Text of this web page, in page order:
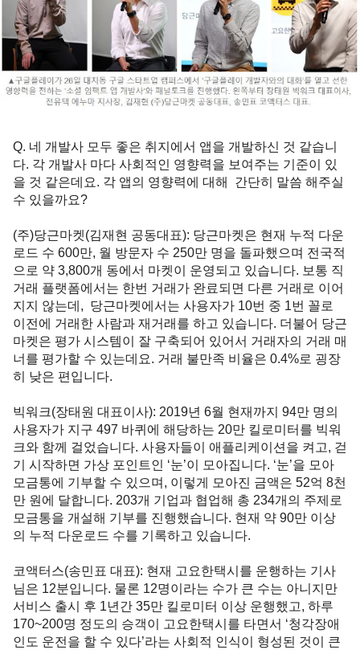
Q. 네 개발사 모두 좋은 취지에서 앱을 개발하신 것 같습니
다. 각 개발사 마다 사회적인 영향력을 보여주는 기준이 있
을 것 같은데요. 각 앱의 영향력에 대해  간단히 말씀 해주실
수 있을까요?
(주)당근마켓(김재현 공동대표): 당근마켓은 현재 누적 다운
로드 수 600만, 월 방문자 수 250만 명을 돌파했으며 전국적
으로 약 3,800개 동에서 마켓이 운영되고 있습니다. 보통 직
거래 플랫폼에서는 한번 거래가 완료되면 다른 거래로 이어
지지 않는데,  당근마켓에서는 사용자가 10번 중 1번 꼴로
이전에 거래한 사람과 재거래를 하고 있습니다. 더불어 당근
마켓은 평가 시스템이 잘 구축되어 있어서 거래자의 거래 매
너를 평가할 수 있는데요. 거래 불만족 비율은 0.4%로 굉장
히 낮은 편입니다.
빅워크(장태원 대표이사): 2019년 6월 현재까지 94만 명의
사용자가 지구 497 바퀴에 해당하는 20만 킬로미터를 빅워
크와 함께 걸었습니다. 사용자들이 애플리케이션을 켜고, 걷
기 시작하면 가상 포인트인 ‘눈’이 모아집니다. ‘눈’을 모아
모금통에 기부할 수 있으며, 이렇게 모아진 금액은 52억 8천
만 원에 달합니다. 203개 기업과 협업해 총 234개의 주제로
모금통을 개설해 기부를 진행했습니다. 현재 약 90만 이상
의 누적 다운로드 수를 기록하고 있습니다.
코액터스(송민표 대표): 현재 고요한택시를 운행하는 기사
님은 12분입니다. 물론 12명이라는 수가 큰 수는 아니지만
서비스 출시 후 1년간 35만 킬로미터 이상 운행했고, 하루
170~200명 정도의 승객이 고요한택시를 타면서 ‘청각장애
인도 운전을 할 수 있다’라는 사회적 인식이 형성된 것이 큰